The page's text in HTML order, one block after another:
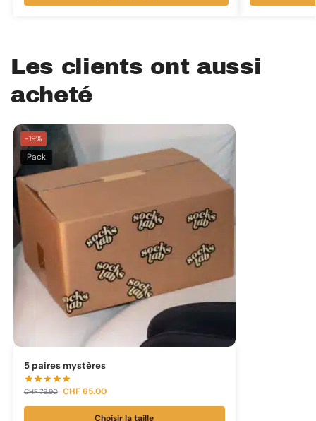
Les clients ont aussi
acheté
-19%
Pack
5 paires mystères
CHF79.90 CHF65.00
Choisir la taille